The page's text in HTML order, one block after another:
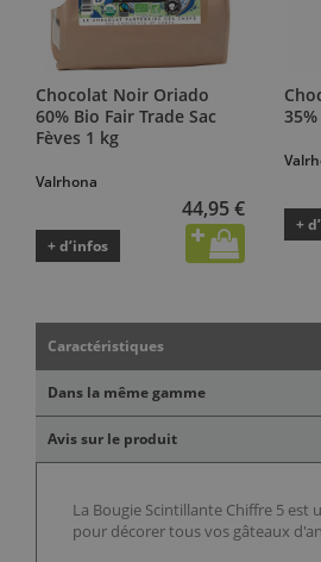
Chocolat Noir Oriado
60% Bio Fair Trade Sac
Fèves 1 kg
Valrhona
44,95 €
+ d’infos
+
Caractéristiques
Dans la même gamme
Avis sur le produit
La Bougie Scintillante Chiffre 5 est
pour décorer tous vos gâteaux